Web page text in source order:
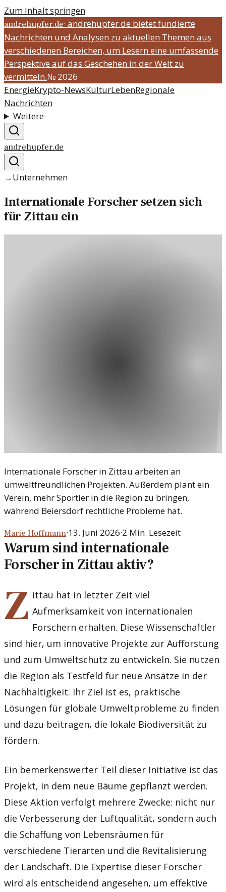
Zum Inhalt springen
andrehupfer.de· andrehupfer.de bietet fundierte
Nachrichten und Analysen zu aktuellen Themen aus
verschiedenen Bereichen, um Lesern eine umfassende
Perspektive auf das Geschehen in der Welt zu
vermitteln.№ 2026
EnergieKrypto-NewsKulturLebenRegionale
Nachrichten
Weitere
andrehupfer.de
→Unternehmen
Internationale Forscher setzen sich
für Zittau ein
Internationale Forscher in Zittau arbeiten an
umweltfreundlichen Projekten. Außerdem plant ein
Verein, mehr Sportler in die Region zu bringen,
während Beiersdorf rechtliche Probleme hat.
Marie Hoffmann·13. Juni 2026·2 Min. Lesezeit
Warum sind internationale
Forscher in Zittau aktiv?
Z ittau hat in letzter Zeit viel
Aufmerksamkeit von internationalen
Forschern erhalten. Diese Wissenschaftler
sind hier, um innovative Projekte zur Aufforstung
und zum Umweltschutz zu entwickeln. Sie nutzen
die Region als Testfeld für neue Ansätze in der
Nachhaltigkeit. Ihr Ziel ist es, praktische
Lösungen für globale Umweltprobleme zu finden
und dazu beitragen, die lokale Biodiversität zu
fördern.
Ein bemerkenswerter Teil dieser Initiative ist das
Projekt, in dem neue Bäume gepflanzt werden.
Diese Aktion verfolgt mehrere Zwecke: nicht nur
die Verbesserung der Luftqualität, sondern auch
die Schaffung von Lebensräumen für
verschiedene Tierarten und die Revitalisierung
der Landschaft. Die Expertise dieser Forscher
wird als entscheidend angesehen, um effektive